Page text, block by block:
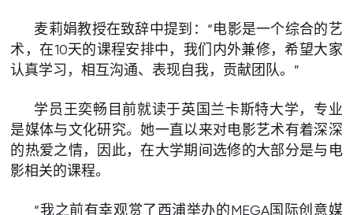
麦莉娟教授在致辞中提到：“电影是一个综合的艺
术，在10天的课程安排中，我们内外兼修，希望大家
认真学习，相互沟通、表现自我，贡献团队。”
学员王奕畅目前就读于英国兰卡斯特大学，专业
是媒体与文化研究。她一直以来对电影艺术有着深深
的热爱之情，因此，在大学期间选修的大部分是与电
影相关的课程。
“我之前有幸观赏了西浦举办的MEGA国际创意媒